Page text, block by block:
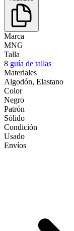
Marca
MNG
Talla
8 guía de tallas
Materiales
Algodón, Elastano
Color
Negro
Patrón
Sólido
Condición
Usado
Envíos